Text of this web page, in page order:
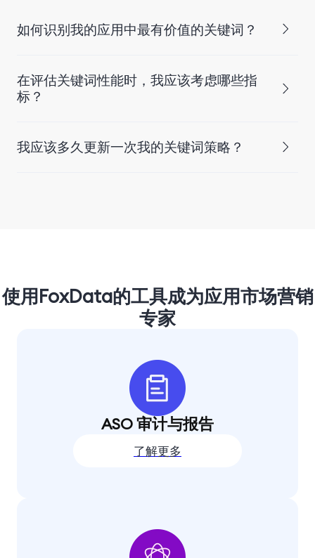
如何识别我的应用中最有价值的关键词？
在评估关键词性能时，我应该考虑哪些指
标？
我应该多久更新一次我的关键词策略？
使用FoxData的工具成为应用市场营销
专家
ASO 审计与报告
了解更多